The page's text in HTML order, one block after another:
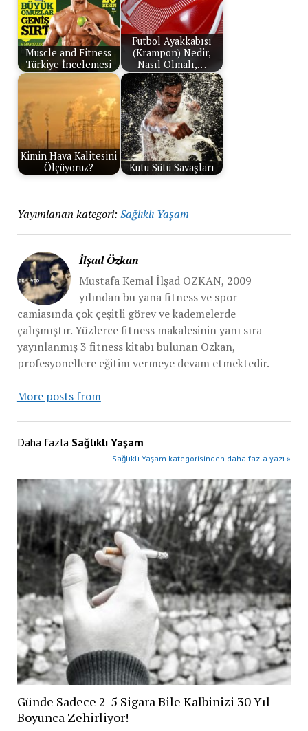
Muscle and Fitness
Türkiye İncelemesi
Futbol Ayakkabısı
(Krampon) Nedir,
Nasıl Olmalı,…
Kimin Hava Kalitesini
Ölçüyoruz?
Kutu Sütü Savaşları
Yayımlanan kategori: Sağlıklı Yaşam
İlşad Özkan
Mustafa Kemal İlşad ÖZKAN, 2009
yılından bu yana fitness ve spor
camiasında çok çeşitli görev ve kademelerde
çalışmıştır. Yüzlerce fitness makalesinin yanı sıra
yayınlanmış 3 fitness kitabı bulunan Özkan,
profesyonellere eğitim vermeye devam etmektedir.
More posts from
Daha fazla Sağlıklı Yaşam
Sağlıklı Yaşam kategorisinden daha fazla yazı »
Günde Sadece 2-5 Sigara Bile Kalbinizi 30 Yıl
Boyunca Zehirliyor!